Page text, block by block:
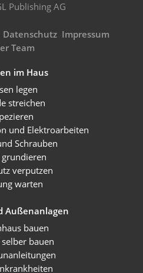
Publishing AG
Datenschutz Impressum
Team
im Haus
legen
streichen
und Elektroarbeiten
Schrauben
verputzen
warten
Außenanlagen
bauen
bauen